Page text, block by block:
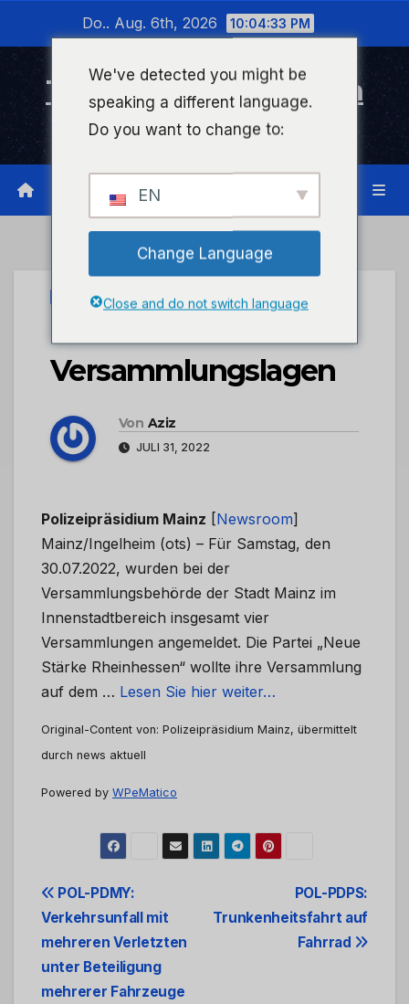
wechseln
Do.. Aug. 6th, 2026 10:04:33 PM
Timeline Bad Kreuznach
Infonetzwerk für Bad Kreuznach
UNCATEGORIZED
POL-PPMZ: Mehrere
Versammlungslagen
Von Aziz
JULI 31, 2022
Polizeipräsidium Mainz [Newsroom]
Mainz/Ingelheim (ots) – Für Samstag, den
30.07.2022, wurden bei der
Versammlungsbehörde der Stadt Mainz im
Innenstadtbereich insgesamt vier
Versammlungen angemeldet. Die Partei „Neue
Stärke Rheinhessen“ wollte ihre Versammlung
auf dem … Lesen Sie hier weiter…
Original-Content von: Polizeipräsidium Mainz, übermittelt
durch news aktuell
Powered by WPeMatico
Beitrags-
Navigation
POL-PDPS:
Trunkenheitsfahrt auf
Fahrrad
POL-PDMY:
Verkehrsunfall mit
mehreren Verletzten
unter Beteiligung
mehrerer Fahrzeuge
We've detected you might be
speaking a different language.
Do you want to change to:
EN
Change Language
Close and do not switch language